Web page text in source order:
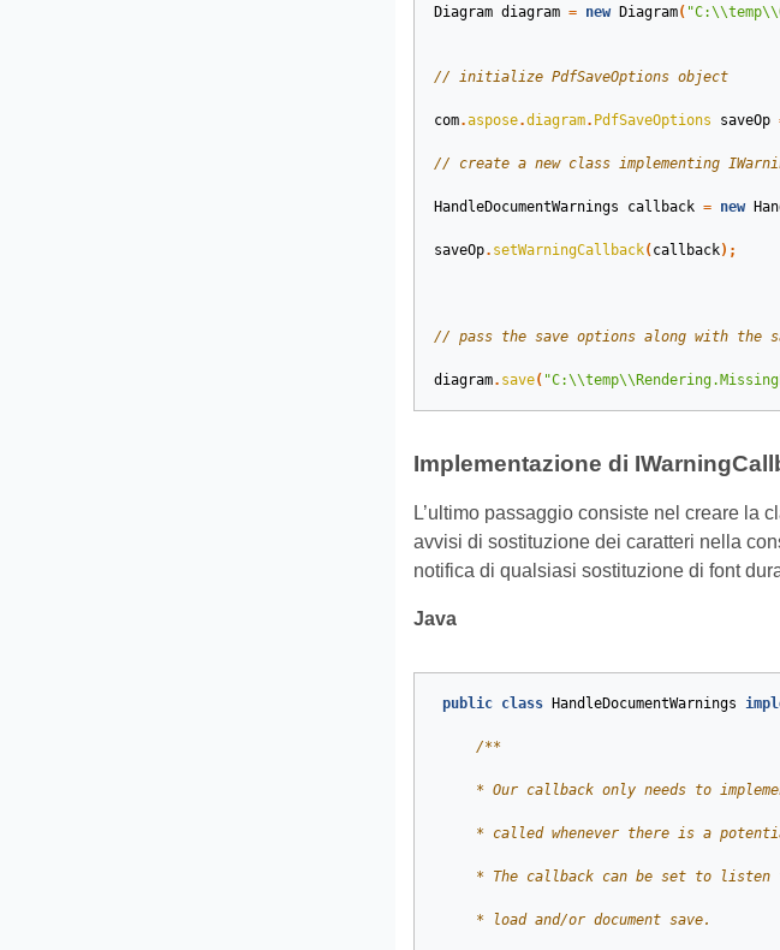
Diagram diagram = new Diagram(
// initialize PdfSaveOptions object
com.aspose.diagram. PdfSaveOptions saveOp
// create a new class implementing
HandleDocumentWarnings callback = new
saveOp. setWarningCallback(callback);
// pass the save options along with the
diagram. save(
Implementazione di
L’ultimo passaggio consiste nel creare la
avvisi di sostituzione dei caratteri nella
notifica di qualsiasi sostituzione di font
Java
public class HandleDocumentWarnings